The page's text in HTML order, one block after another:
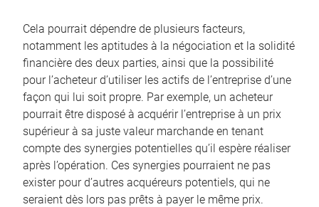
Cela pourrait dépendre de plusieurs facteurs,
notamment les aptitudes à la négociation et la solidité
financière des deux parties, ainsi que la possibilité
pour l’acheteur d’utiliser les actifs de l’entreprise d’une
façon qui lui soit propre. Par exemple, un acheteur
pourrait être disposé à acquérir l’entreprise à un prix
supérieur à sa juste valeur marchande en tenant
compte des synergies potentielles qu’il espère réaliser
après l’opération. Ces synergies pourraient ne pas
exister pour d’autres acquéreurs potentiels, qui ne
seraient dès lors pas prêts à payer le même prix.